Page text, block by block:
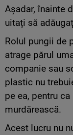
Așadar, înainte
uitați să
Rolul pungii de
atrage părul
companie sau
plastic nu
pe ea, pentru
murdărească.
Acest lucru nu